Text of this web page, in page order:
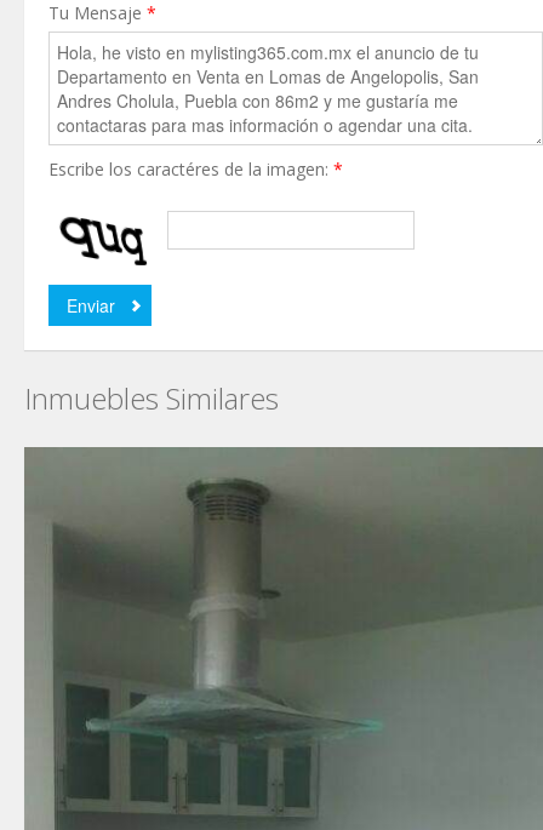
Tu Mensaje *
Escribe los caractéres de la imagen: *
Inmuebles Similares